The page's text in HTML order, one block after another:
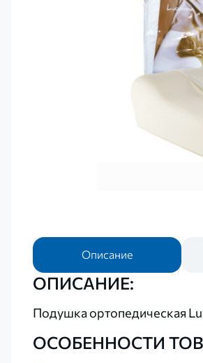
Описание
ОПИСАНИЕ:
Подушка ортопедическая
ОСОБЕННОСТИ